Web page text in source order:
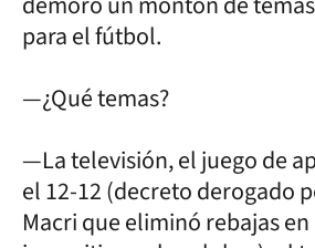
para el fútbol.
—¿Qué temas?
—La televisión, el juego de
el 12-12 (decreto derogado
Macri que eliminó rebajas